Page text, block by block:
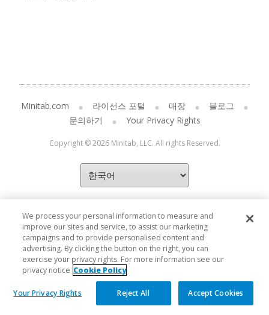
Minitab.com 라이선스 포털 매장
블로그
문의하기
Your Privacy Rights
Copyright © 2026 Minitab, LLC. All rights Reserved.
We process your personal information to measure and
improve our sites and service, to assist our marketing
campaigns and to provide personalised content and
advertising. By clicking the button on the right, you can
exercise your privacy rights. For more information see our
privacy notice Cookie Policy
Your Privacy Rights Reject All Accept Cookies